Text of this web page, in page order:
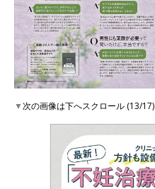
▼次の画像は下へスクロール (13/17)